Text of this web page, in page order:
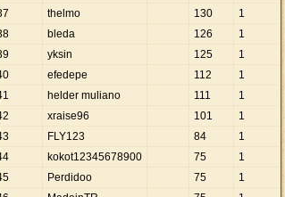
thelmo 130
1
bleda 126
1
yksin 125
1
efedepe 112
1
helder muliano 111
1
xraise96 101
1
FLY123 84
1
kokot12345678900 75
1
Perdidoo 75
1